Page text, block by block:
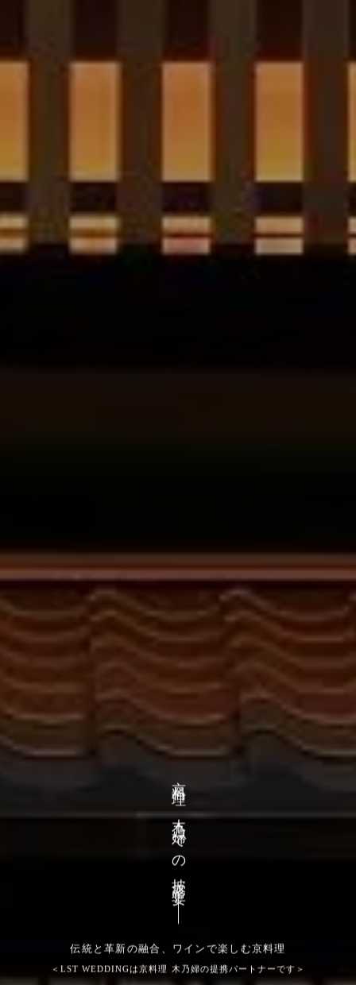
京料理 木乃婦
での披露宴
伝統と革新の融合、ワインで楽しむ京料理
＜LST WEDDINGは京料理 木乃婦の提携パートナーです＞